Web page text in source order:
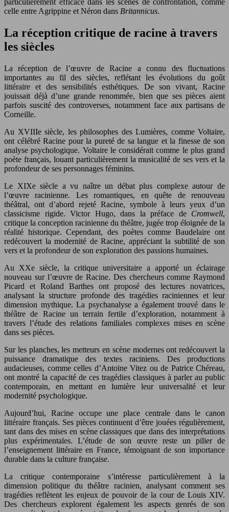
celle entre Agrippine et Néron dans Britannicus.
La réception critique de racine à travers
les siècles
La réception de l’œuvre de Racine a connu des fluctuations
importantes au fil des siècles, reflétant les évolutions du goût
littéraire et des sensibilités esthétiques. De son vivant, Racine
jouissait déjà d’une grande renommée, bien que ses pièces aient
parfois suscité des controverses, notamment face aux partisans de
Corneille.
Au XVIIIe siècle, les philosophes des Lumières, comme Voltaire,
ont célébré Racine pour la pureté de sa langue et la finesse de son
analyse psychologique. Voltaire le considérait comme le plus grand
poète français, louant particulièrement la musicalité de ses vers et la
profondeur de ses personnages féminins.
Le XIXe siècle a vu naître un débat plus complexe autour de
l’œuvre racinienne. Les romantiques, en quête de renouveau
théâtral, ont d’abord rejeté Racine, symbole à leurs yeux d’un
classicisme rigide. Victor Hugo, dans la préface de Cromwell,
critique la conception racinienne du théâtre, jugée trop éloignée de la
réalité historique. Cependant, des poètes comme Baudelaire ont
redécouvert la modernité de Racine, appréciant la subtilité de son
vers et la profondeur de son exploration des passions humaines.
Au XXe siècle, la critique universitaire a apporté un éclairage
nouveau sur l’œuvre de Racine. Des chercheurs comme Raymond
Picard et Roland Barthes ont proposé des lectures novatrices,
analysant la structure profonde des tragédies raciniennes et leur
dimension mythique. La psychanalyse a également trouvé dans le
théâtre de Racine un terrain fertile d’exploration, notamment à
travers l’étude des relations familiales complexes mises en scène
dans ses pièces.
Sur les planches, les metteurs en scène modernes ont redécouvert la
puissance dramatique des textes raciniens. Des productions
audacieuses, comme celles d’Antoine Vitez ou de Patrice Chéreau,
ont montré la capacité de ces tragédies classiques à parler au public
contemporain, en mettant en lumière leur universalité et leur
modernité psychologique.
Aujourd’hui, Racine occupe une place centrale dans le canon
littéraire français. Ses pièces continuent d’être jouées régulièrement,
tant dans des mises en scène classiques que dans des interprétations
plus expérimentales. L’étude de son œuvre reste un pilier de
l’enseignement littéraire en France, témoignant de son importance
durable dans la culture française.
La critique contemporaine s’intéresse particulièrement à la
dimension politique du théâtre racinien, analysant comment ses
tragédies reflètent les enjeux de pouvoir de la cour de Louis XIV.
Des chercheurs explorent également les aspects genrés de son